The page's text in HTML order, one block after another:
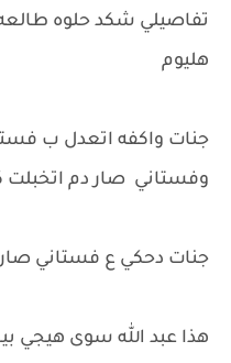
تفاصيلي شكد حلوه طالعه
هليوم
جنات واكفه اتعدل ب
وفستاني صار دم
جنات دحكي ع فستاني
هذا عبد الله سوى هيجي